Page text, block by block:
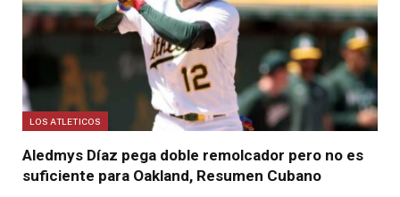
LOS ATLETICOS
Aledmys Díaz pega doble remolcador pero no es
suficiente para Oakland, Resumen Cubano